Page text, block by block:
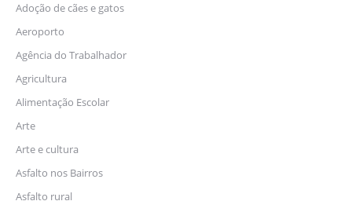
Adoção de cães e gatos
Aeroporto
Agência do Trabalhador
Agricultura
Alimentação Escolar
Arte
Arte e cultura
Asfalto nos Bairros
Asfalto rural